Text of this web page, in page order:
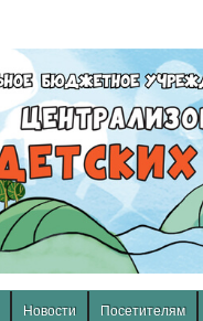
Новости Посетителям